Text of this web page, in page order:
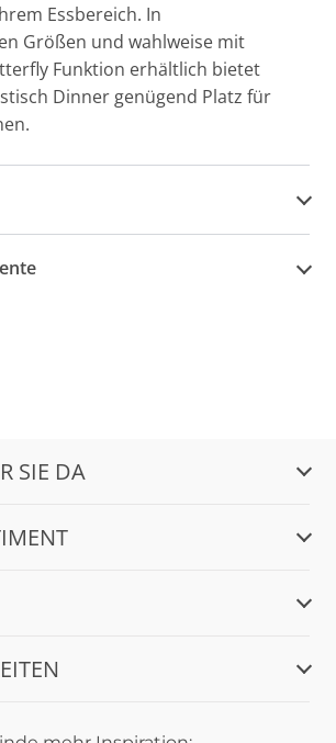
Essbereich. In
Größen und wahlweise mit
Funktion erhältlich bietet
Dinner genügend Platz für
SIE DA